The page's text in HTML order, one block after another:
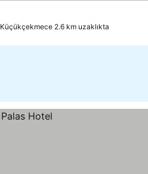
Küçükçekmece 2.6 km uzaklıkta